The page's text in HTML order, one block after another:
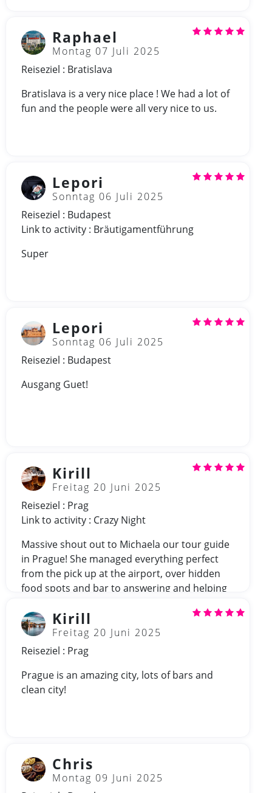
Raphael
Montag 07 Juli 2025
Reiseziel : Bratislava
Bratislava is a very nice place ! We had a lot of
fun and the people were all very nice to us.
Lepori
Sonntag 06 Juli 2025
Reiseziel : Budapest
Link to activity : Bräutigamentführung
Super
Lepori
Sonntag 06 Juli 2025
Reiseziel : Budapest
Ausgang Guet!
Kirill
Freitag 20 Juni 2025
Reiseziel : Prag
Link to activity : Crazy Night
Massive shout out to Michaela our tour guide
in Prague! She managed everything perfect
from the pick up at the airport, over hidden
food spots and bar to answering and helping
Enzo was professional! Highly recommend to
book Michaela as a tour guide, she is putting
biggest effort in the groups satisfaction. Her
selection of bars, strip- and nightclubs been
on point!
Kirill
Freitag 20 Juni 2025
Reiseziel : Prag
Prague is an amazing city, lots of bars and
clean city!
Chris
Montag 09 Juni 2025